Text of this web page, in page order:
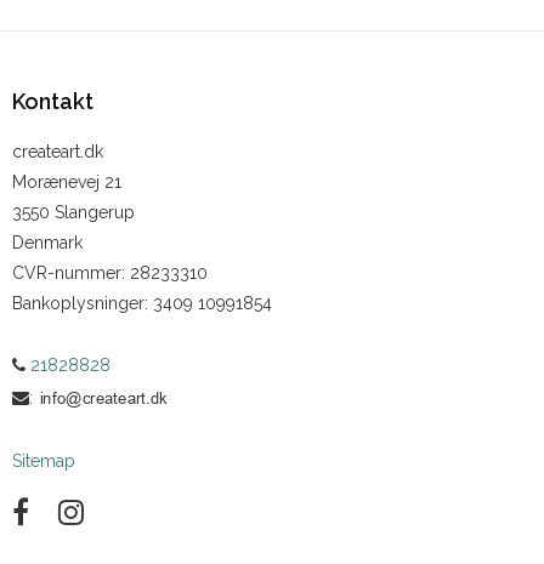
Kontakt
createart.dk
Morænevej 21
3550 Slangerup
Denmark
CVR-nummer: 28233310
Bankoplysninger: 3409 10991854
21828828
:
Sitemap